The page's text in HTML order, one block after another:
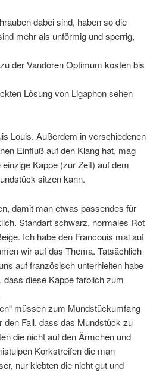
dabei sind, haben so die
mehr als unförmig und sperrig,
der Vandoren Optimum kosten bis
Lösung von Ligaphon sehen
Louis. Außerdem in verschiedenen
Einfluß auf den Klang hat, mag
Kappe (zur Zeit) auf dem
sitzen kann.
damit man etwas passendes für
Standart schwarz, normales Rot
Ich habe den Francouis mal auf
wir auf das Thema. Tatsächlich
auf französisch unterhielten habe
diese Kappe farblich zum
müssen zum Mundstückumfang
Fall, dass das Mundstück zu
die nicht auf den Ärmchen und
Korkstreifen die man
nur klebten die nicht gut und